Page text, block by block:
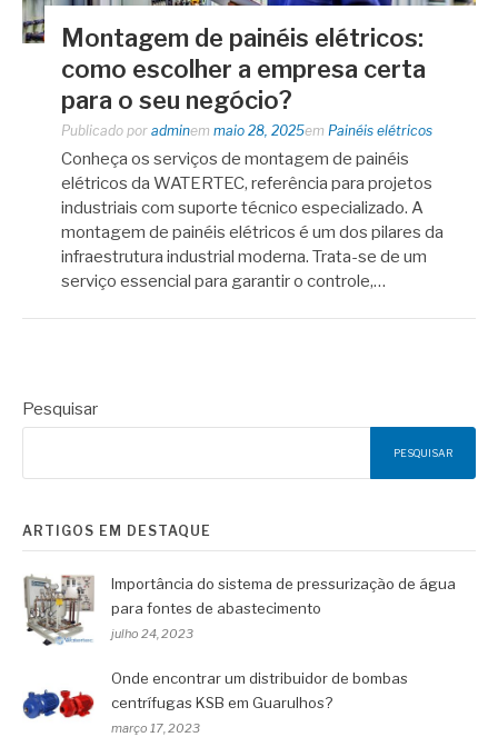
Montagem de painéis elétricos:
como escolher a empresa certa
para o seu negócio?
Publicado por adminem maio 28, 2025em Painéis elétricos
Conheça os serviços de montagem de painéis
elétricos da WATERTEC, referência para projetos
industriais com suporte técnico especializado. A
montagem de painéis elétricos é um dos pilares da
infraestrutura industrial moderna. Trata-se de um
serviço essencial para garantir o controle,…
Pesquisar
PESQUISAR
ARTIGOS EM DESTAQUE
Importância do sistema de pressurização de água
para fontes de abastecimento
julho 24, 2023
Onde encontrar um distribuidor de bombas
centrífugas KSB em Guarulhos?
março 17, 2023